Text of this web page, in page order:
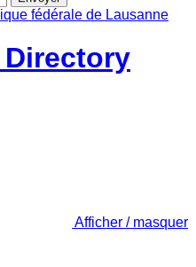
Afficher / masquer